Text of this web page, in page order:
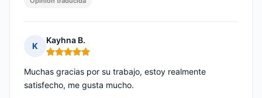
K
Kayhna B.
Nota: 5 de 5
Muchas gracias por su trabajo, estoy realmente
satisfecho, me gusta mucho.